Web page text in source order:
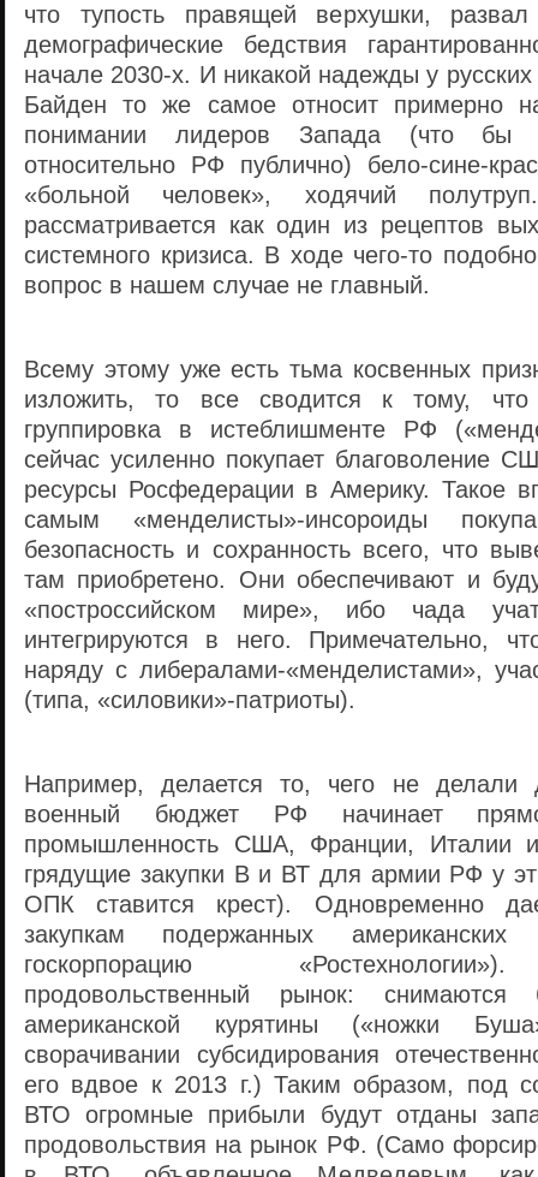
что тупость правящей верхушки,
демографические бедствия
начале 2030-х. И никакой надежды у русских
Байден то же самое относит примерно
понимании лидеров Запада (что бы
относительно РФ публично) бело-сине-
«больной человек», ходячий
рассматривается как один из рецептов
системного кризиса. В ходе чего-то
вопрос в нашем случае не главный.
Всему этому уже есть тьма косвенных
изложить, то все сводится к тому, что
группировка в истеблишменте РФ
сейчас усиленно покупает благоволение
ресурсы Росфедерации в Америку. Такое
самым «менделисты»-инсороиды
безопасность и сохранность всего, что
там приобретено. Они обеспечивают и
«построссийском мире», ибо чада
интегрируются в него. Примечательно,
наряду с либералами-«менделистами»,
(типа, «силовики»-патриоты).
Например, делается то, чего не делали
военный бюджет РФ начинает
промышленность США, Франции, Италии
грядущие закупки В и ВТ для армии РФ у
ОПК ставится крест). Одновременно
закупкам подержанных американских
госкорпорацию
продовольственный рынок:
американской курятины («ножки
сворачивании субсидирования
его вдвое к 2013 г.) Таким образом, под
ВТО огромные прибыли будут отданы
продовольствия на рынок РФ. (Само